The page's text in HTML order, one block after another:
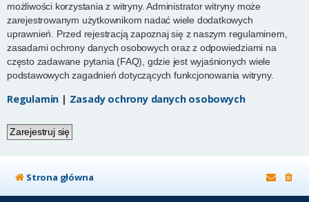
możliwości korzystania z witryny. Administrator witryny może
zarejestrowanym użytkownikom nadać wiele dodatkowych
uprawnień. Przed rejestracją zapoznaj się z naszym regulaminem,
zasadami ochrony danych osobowych oraz z odpowiedziami na
często zadawane pytania (FAQ), gdzie jest wyjaśnionych wiele
podstawowych zagadnień dotyczących funkcjonowania witryny.
Regulamin | Zasady ochrony danych osobowych
Zarejestruj się
Strona główna